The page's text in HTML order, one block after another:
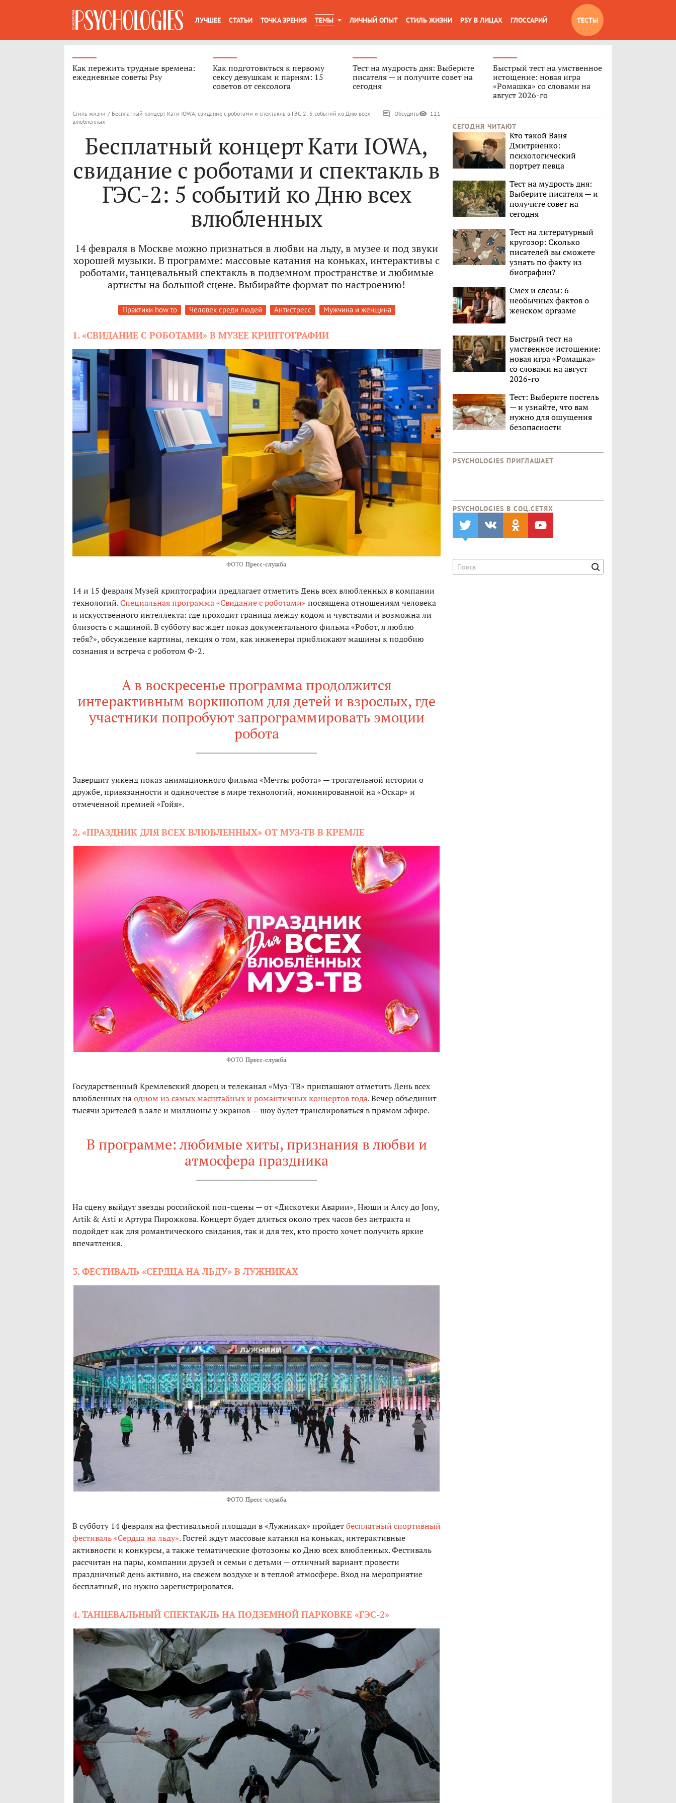
ЛУЧШЕЕ СТАТЬИ ТОЧКА ЗРЕНИЯ ТЕМЫ ЛИЧНЫЙ ОПЫТ СТИЛЬ ЖИЗНИ PSY В ЛИЦАХ ГЛОССАРИЙ ТЕСТЫ
Как пережить трудные времена:
ежедневные советы Psy
Как подготовиться к первому
сексу девушкам и парням: 15
советов от сексолога
Тест на мудрость дня: Выберите
писателя — и получите совет на
сегодня
Быстрый тест на умственное
истощение: новая игра
«Ромашка» со словами на
август 2026-го
Стиль жизни / Бесплатный концерт Кати IOWA, свидание с роботами и спектакль в ГЭС-2: 5 событий ко Дню всех
влюбленных
Обсудить 121
Бесплатный концерт Кати IOWA,
свидание с роботами и спектакль в
ГЭС-2: 5 событий ко Дню всех
влюбленных
14 февраля в Москве можно признаться в любви на льду, в музее и под звуки
хорошей музыки. В программе: массовые катания на коньках, интерактивы с
роботами, танцевальный спектакль в подземном пространстве и любимые
артисты на большой сцене. Выбирайте формат по настроению!
Практики how to Человек среди людей Антистресс Мужчина и женщина
1. «СВИДАНИЕ С РОБОТАМИ» В МУЗЕЕ КРИПТОГРАФИИ
ФОТО Пресс-служба
14 и 15 февраля Музей криптографии предлагает отметить День всех влюбленных в компании
технологий.Специальная программа «Свидание с роботами» посвящена отношениям человека
и искусственного интеллекта: где проходит граница между кодом и чувствами и возможна ли
близость с машиной. В субботу вас ждет показ документального фильма «Робот, я люблю
тебя?», обсуждение картины, лекция о том, как инженеры приближают машины к подобию
сознания и встреча с роботом Ф-2.
А в воскресенье программа продолжится
интерактивным воркшопом для детей и взрослых, где
участники попробуют запрограммировать эмоции
робота
Завершит уикенд показ анимационного фильма «Мечты робота» — трогательной истории о
дружбе, привязанности и одиночестве в мире технологий, номинированной на «Оскар» и
отмеченной премией «Гойя».
2. «ПРАЗДНИК ДЛЯ ВСЕХ ВЛЮБЛЕННЫХ» ОТ МУЗ-ТВ В КРЕМЛЕ
ФОТО Пресс-служба
Государственный Кремлевский дворец и телеканал «Муз-ТВ» приглашают отметить День всех
влюбленных наодном из самых масштабных и романтичных концертов года. Вечер объединит
тысячи зрителей в зале и миллионы у экранов — шоу будет транслироваться в прямом эфире.
В программе: любимые хиты, признания в любви и
атмосфера праздника
На сцену выйдут звезды российской поп-сцены — от «Дискотеки Аварии», Нюши и Алсу до Jony,
Artik & Asti и Артура Пирожкова. Концерт будет длиться около трех часов без антракта и
подойдет как для романтического свидания, так и для тех, кто просто хочет получить яркие
впечатления.
3. ФЕСТИВАЛЬ «СЕРДЦА НА ЛЬДУ» В ЛУЖНИКАХ
ФОТО Пресс-служба
В субботу 14 февраля на фестивальной площади в «Лужниках» пройдетбесплатный спортивный
фестиваль «Сердца на льду». Гостей ждут массовые катания на коньках, интерактивные
активности и конкурсы, а также тематические фотозоны ко Дню всех влюбленных. Фестиваль
рассчитан на пары, компании друзей и семьи с детьми — отличный вариант провести
праздничный день активно, на свежем воздухе и в теплой атмосфере. Вход на мероприятие
бесплатный, но нужно зарегистрироватся.
4. ТАНЦЕВАЛЬНЫЙ СПЕКТАКЛЬ НА ПОДЗЕМНОЙ ПАРКОВКЕ «ГЭС-2»
СЕГОДНЯ ЧИТАЮТ
Кто такой Ваня
Дмитриенко:
психологический
портрет певца
Тест на мудрость дня:
Выберите писателя — и
получите совет на
сегодня
Тест на литературный
кругозор: Сколько
писателей вы сможете
узнать по факту из
биографии?
Смех и слезы: 6
необычных фактов о
женском оргазме
Быстрый тест на
умственное истощение:
новая игра «Ромашка»
со словами на август
2026-го
Тест: Выберите постель
— и узнайте, что вам
нужно для ощущения
безопасности
PSYCHOLOGIES ПРИГЛАШАЕТ
PSYCHOLOGIES В CОЦ.СЕТЯХ